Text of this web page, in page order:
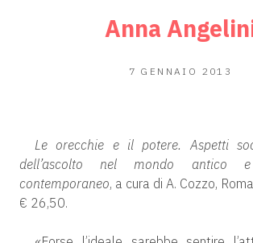
Anna
7 GENNAIO 2013
Le orecchie e il potere. Aspetti
dell’ascolto nel mondo antico
contemporaneo, a cura di A. Cozzo,
€ 26,50.